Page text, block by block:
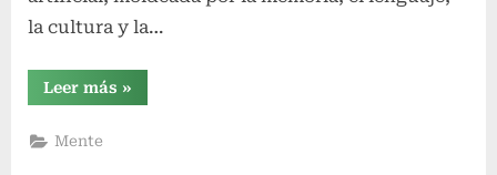
la cultura y la…
Leer más “La
ilusión
»
Mente